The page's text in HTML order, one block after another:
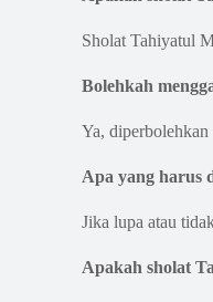
Sholat Tahiyatul
Bolehkah
Ya,
Apa yang harus
Jika lupa atau
Apakah sholat